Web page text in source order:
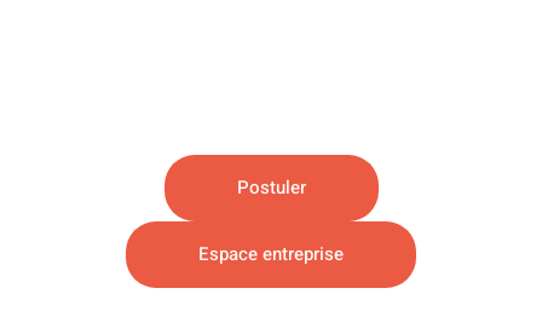
Postuler
Espace entreprise